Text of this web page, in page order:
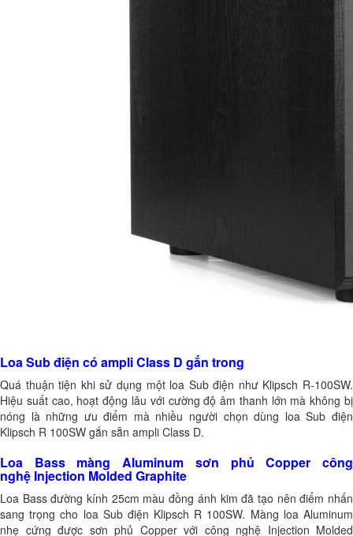
Loa Sub điện có ampli Class D gắn trong
Quá thuận tiện khi sử dụng một loa Sub điện như Klipsch R-100SW.
Hiệu suất cao, hoạt động lâu với cường độ âm thanh lớn mà không bị
nóng là những ưu điểm mà nhiều người chọn dùng loa Sub điện
Klipsch R 100SW gắn sẵn ampli Class D.
Loa Bass màng Aluminum sơn phủ Copper công
nghệ Injection Molded Graphite
Loa Bass đường kính 25cm màu đồng ánh kim đã tạo nên điểm nhấn
sang trọng cho loa Sub điện Klipsch R 100SW. Màng loa Aluminum
nhẹ cứng được sơn phủ Copper với công nghệ Injection Molded